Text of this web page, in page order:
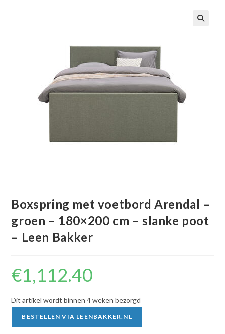
Boxspring met voetbord Arendal –
groen – 180×200 cm – slanke poot
– Leen Bakker
€1,112.40
Dit artikel wordt binnen 4 weken bezorgd
BESTELLEN VIA LEENBAKKER.NL